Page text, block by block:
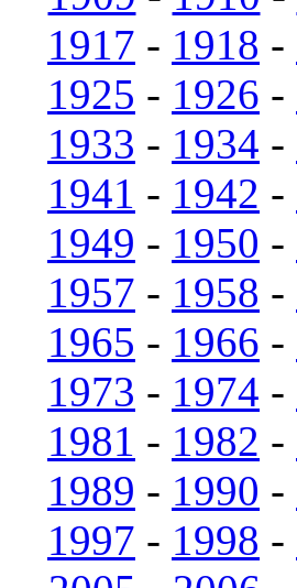
1917 - 1918 -
1925 - 1926 -
1933 - 1934 -
1941 - 1942 -
1949 - 1950 -
1957 - 1958 -
1965 - 1966 -
1973 - 1974 -
1981 - 1982 -
1989 - 1990 -
1997 - 1998 -